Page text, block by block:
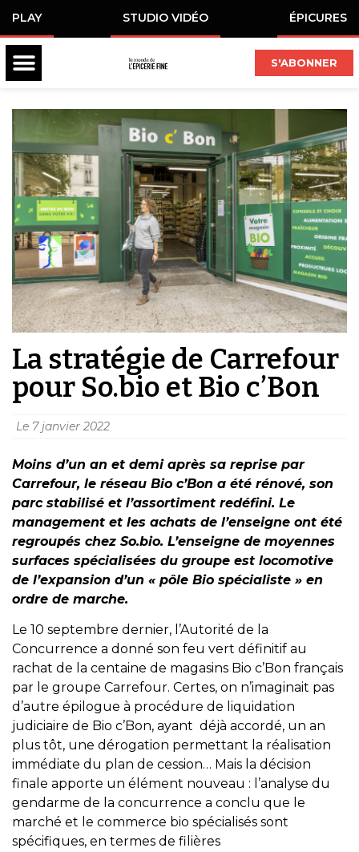
PLAY STUDIO VIDÉO ÉPICURES
S'ABONNER
La stratégie de Carrefour
pour So.bio et Bio c’Bon
Le 7 janvier 2022
Moins d’un an et demi après sa reprise par
Carrefour, le réseau Bio c’Bon a été rénové, son
parc stabilisé et l’assortiment redéfini. Le
management et les achats de l’enseigne ont été
regroupés chez So.bio. L’enseigne de moyennes
surfaces spécialisées du groupe est locomotive
de l’expansion d’un « pôle Bio spécialiste » en
ordre de marche.
Le 10 septembre dernier, l’Autorité de la
Concurrence a donné son feu vert définitif au
rachat de la centaine de magasins Bio c’Bon français
par le groupe Carrefour. Certes, on n’imaginait pas
d’autre épilogue à procédure de liquidation
judiciaire de Bio c’Bon, ayant déjà accordé, un an
plus tôt, une dérogation permettant la réalisation
immédiate du plan de cession… Mais la décision
finale apporte un élément nouveau : l’analyse du
gendarme de la concurrence a conclu que le
marché et le commerce bio spécialisés sont
spécifiques, en termes de filières